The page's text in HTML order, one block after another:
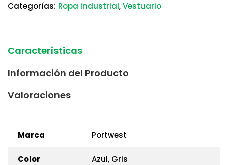
Categorías: Ropa industrial,Vestuario
Características
Información del Producto
Valoraciones
Marca Portwest
Color Azul, Gris